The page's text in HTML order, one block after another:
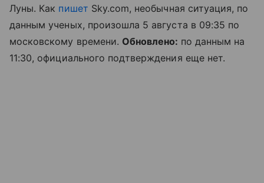
Луны. Как пишет Sky.com, необычная ситуация, по
данным ученых, произошла 5 августа в 09:35 по
московскому времени. Обновлено: по данным на
11:30, официального подтверждения еще нет.